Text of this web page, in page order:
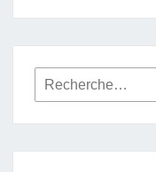
Rechercher :